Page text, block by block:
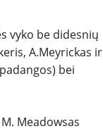
vyko be didesnių
A.Meyrickas ir
bei
Meadowsas